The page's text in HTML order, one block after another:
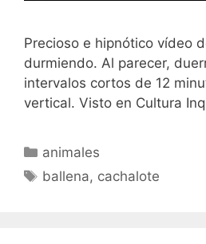
Precioso e hipnótico vídeo
durmiendo. Al parecer,
intervalos cortos de 12
vertical. Visto en Cultura
Categorías
animales
Etiquetas
ballena, cachalote